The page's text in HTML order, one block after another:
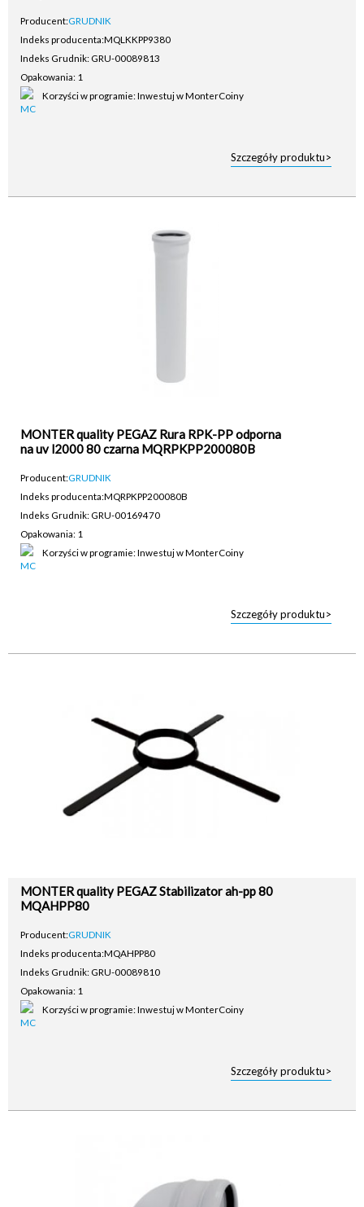
Producent:GRUDNIK
Indeks producenta:MQLKKPP9380
Indeks Grudnik: GRU-00089813
Opakowania: 1
Korzyści w programie: Inwestuj w MonterCoiny
Szczegóły produktu>
MONTER quality PEGAZ Rura RPK-PP odporna
na uv l2000 80 czarna MQRPKPP200080B
Producent:GRUDNIK
Indeks producenta:MQRPKPP200080B
Indeks Grudnik: GRU-00169470
Opakowania: 1
Korzyści w programie: Inwestuj w MonterCoiny
Szczegóły produktu>
MONTER quality PEGAZ Stabilizator ah-pp 80
MQAHPP80
Producent:GRUDNIK
Indeks producenta:MQAHPP80
Indeks Grudnik: GRU-00089810
Opakowania: 1
Korzyści w programie: Inwestuj w MonterCoiny
Szczegóły produktu>